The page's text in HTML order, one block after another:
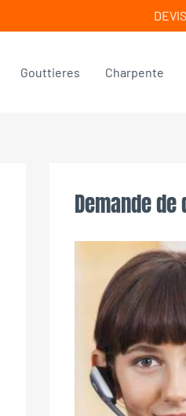
Gouttieres Charpente
Demande